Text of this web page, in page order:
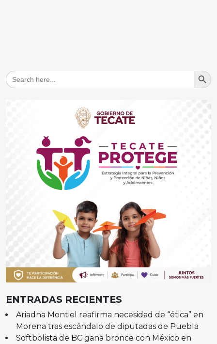
Search
for:
Search
ENTRADAS RECIENTES
Ariadna Montiel reafirma necesidad de “ética” en
Morena tras escándalo de diputadas de Puebla
Softbolista de BC gana bronce con México en